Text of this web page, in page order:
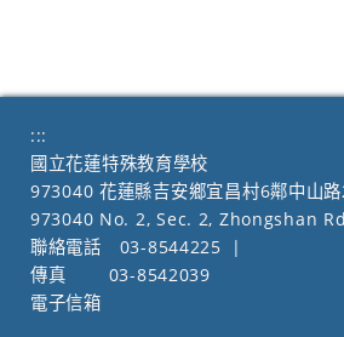
:::
國立花蓮特殊教育學校
973040 花蓮縣吉安鄉宜昌村6鄰中山
973040 No. 2, Sec. 2, Zhongshan
聯絡電話
03-8544225
|
傳真
03-8542039
電子信箱